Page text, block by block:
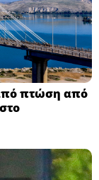
πτώση από